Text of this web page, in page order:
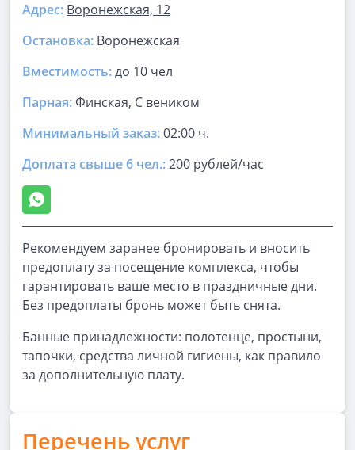
Адрес: Воронежская, 12
Остановка: Воронежская
Вместимость:до 10 чел
Парная:Финская, С веником
Минимальный заказ:02:00 ч.
Доплата свыше 6 чел.:200 рублей/час
Рекомендуем заранее бронировать и вносить
предоплату за посещение комплекса, чтобы
гарантировать ваше место в праздничные дни.
Без предоплаты бронь может быть снята.
Банные принадлежности: полотенце, простыни,
тапочки, средства личной гигиены, как правило
за дополнительную плату.
Перечень услуг